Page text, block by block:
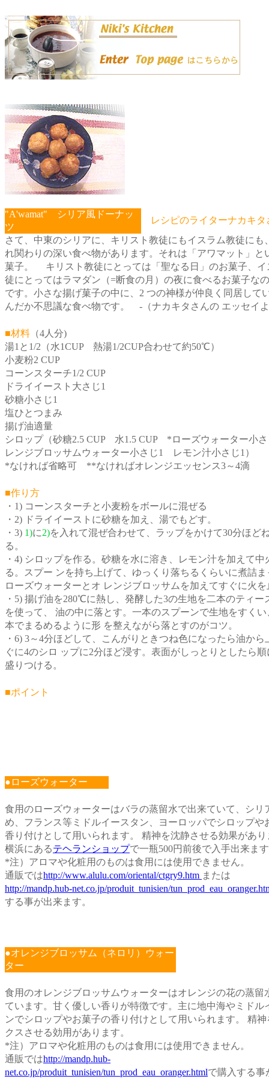
"A'wamat" シリア風ドーナッ
ツ
レシピのライターナカキタ
さて、中東のシリアに、キリスト教徒にもイスラム教徒にも
れ関わりの深い食べ物があります。それは「アワマット」と
菓子。 キリスト教徒にとっては「聖なる日」のお菓子、イ
徒にとってはラマダン（=断食の月）の夜に食べるお菓子な
です。小さな揚げ菓子の中に、2 つの神様が仲良く同居して
んだか不思議な食べ物です。 -（ナカキタさんの エッセイ
■材料 （4人分)
湯1と1/2（水1CUP 熱湯1/2CUP合わせて約50℃）
小麦粉2 CUP
コーンスターチ1/2 CUP
ドライイースト大さじ1
砂糖小さじ1
塩ひとつまみ
揚げ油適量
シロップ（砂糖2.5 CUP 水1.5 CUP *ローズウォーター小
レンジブロッサムウォーター小さじ1 レモン汁小さじ1）
*なければ省略可 **なければオレンジエッセンス3～4滴
■作り方
・1) コーンスターチと小麦粉をボールに混ぜる
・2) ドライイーストに砂糖を加え、湯でもどす。
・3) 1)に2)を入れて混ぜ合わせて、ラップをかけて30分ほど
る。
・4) シロップを作る。砂糖を水に溶き、レモン汁を加えて中
る。スプー ンを持ち上げて、ゆっくり落ちるくらいに煮詰
ローズウォーターとオ レンジブロッサムを加えてすぐに火
・5) 揚げ油を280℃に熱し、発酵した3の生地を二本のティー
を使って、 油の中に落とす。一本のスプーンで生地をすく
本でまるめるように形 を整えながら落とすのがコツ。
・6) 3～4分ほどして、こんがりときつね色になったら油から
ぐに4のシロ ップに2分ほど浸す。表面がしっとりとしたら
盛りつける。
■ポイント
●ローズウォーター
食用のローズウォーターはバラの蒸留水で出来ていて、シリ
め、フランス等ミドルイースタン、ヨーロッパでシロップや
香り付けとして用いられます。 精神を沈静させる効果があり
横浜にあるテヘランショップで一瓶500円前後で入手出来ま
*注）アロマや化粧用のものは食用には使用できません。
通販ではhttp://www.alulu.com/oriental/ctgry9.htm または
http://mandp.hub-net.co.jp/produit_tunisien/
する事が出来ます。
●オレンジブロッサム（ネロリ）ウォー
ター
食用のオレンジブロッサムウォーターはオレンジの花の蒸留
ています。甘く優しい香りが特徴です。主に地中海やミドル
ンでシロップやお菓子の香り付けとして用いられます。 精
クスさせる効用があります。
*注）アロマや化粧用のものは食用には使用できません。
通販ではhttp://mandp.hub-
net.co.jp/produit_tunisien/tun_prod_eau_oranger.htmlで購入する事